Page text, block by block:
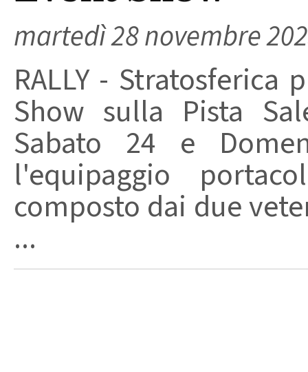
martedì 28 novembre
RALLY - Stratosferica
Show sulla Pista
Sabato 24 e
l'equipaggio
composto dai due
...